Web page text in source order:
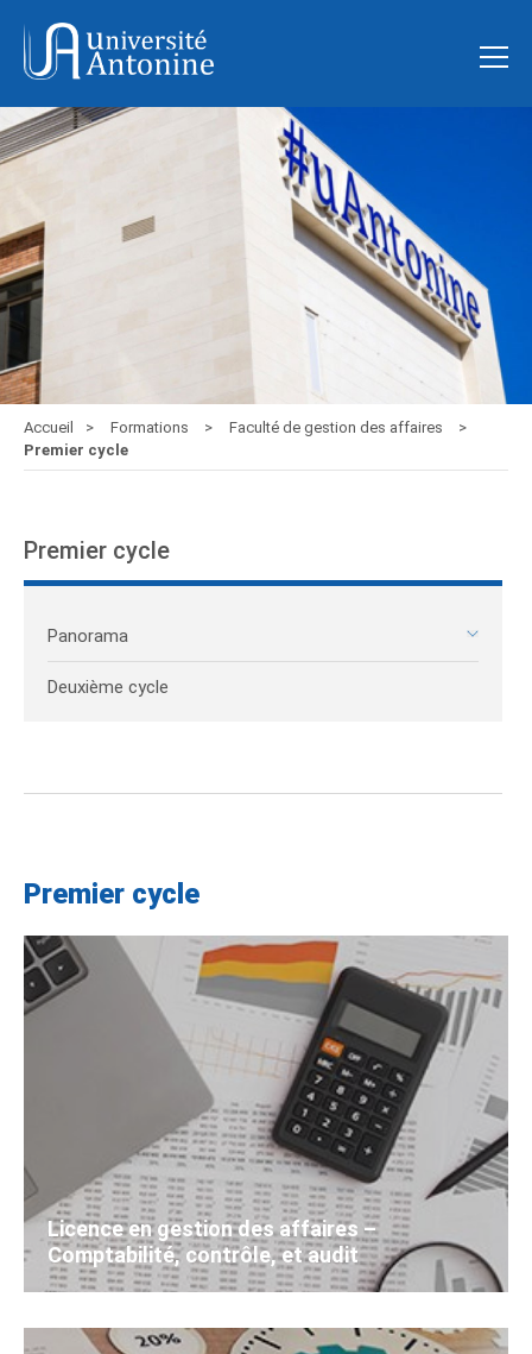
Accueil Formations
Faculté de gestion des affaires
Premier cycle
Premier cycle
Panorama
Deuxième cycle
Premier cycle
Licence en gestion des affaires –
Comptabilité, contrôle, et audit